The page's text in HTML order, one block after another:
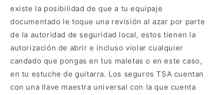
existe la posibilidad de que a tu equipaje
documentado le toque una revisión al azar por parte
de la autoridad de seguridad local, estos tienen la
autorización de abrir e incluso violar cualquier
candado que pongas en tus maletas o en este caso,
en tu estuche de guitarra. Los seguros TSA cuentan
con una llave maestra universal con la que cuenta